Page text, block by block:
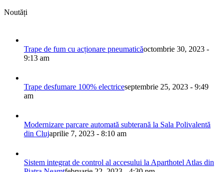
Noutăți
Trape de fum cu acționare pneumaticăoctombrie 30, 2023 -
9:13 am
Trape desfumare 100% electriceseptembrie 25, 2023 - 9:49
am
Modernizare parcare automată subterană la Sala Polivalentă
din Clujaprilie 7, 2023 - 8:10 am
Sistem integrat de control al accesului la Aparthotel Atlas din